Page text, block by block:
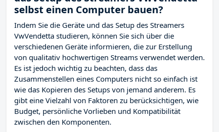
selbst einen Computer bauen?
Indem Sie die Geräte und das Setup des Streamers
VwVendetta studieren, können Sie sich über die
verschiedenen Geräte informieren, die zur Erstellung
von qualitativ hochwertigen Streams verwendet werden.
Es ist jedoch wichtig zu beachten, dass das
Zusammenstellen eines Computers nicht so einfach ist
wie das Kopieren des Setups von jemand anderem. Es
gibt eine Vielzahl von Faktoren zu berücksichtigen, wie
Budget, persönliche Vorlieben und Kompatibilität
zwischen den Komponenten.